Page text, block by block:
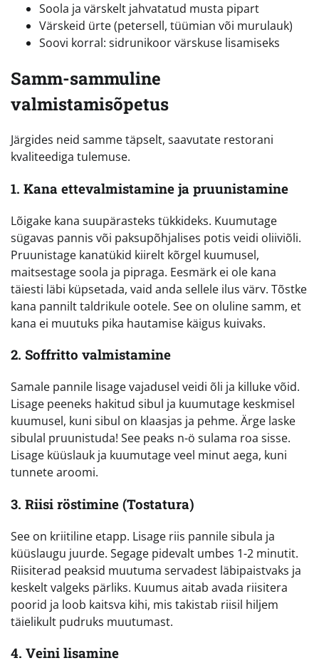
Soola ja värskelt jahvatatud musta pipart
Värskeid ürte (petersell, tüümian või murulauk)
Soovi korral: sidrunikoor värskuse lisamiseks
Samm-sammuline
valmistamisõpetus
Järgides neid samme täpselt, saavutate restorani
kvaliteediga tulemuse.
1. Kana ettevalmistamine ja pruunistamine
Lõigake kana suupärasteks tükkideks. Kuumutage
sügavas pannis või paksupõhjalises potis veidi oliiviõli.
Pruunistage kanatükid kiirelt kõrgel kuumusel,
maitsestage soola ja pipraga. Eesmärk ei ole kana
täiesti läbi küpsetada, vaid anda sellele ilus värv. Tõstke
kana pannilt taldrikule ootele. See on oluline samm, et
kana ei muutuks pika hautamise käigus kuivaks.
2. Soffritto valmistamine
Samale pannile lisage vajadusel veidi õli ja killuke võid.
Lisage peeneks hakitud sibul ja kuumutage keskmisel
kuumusel, kuni sibul on klaasjas ja pehme. Ärge laske
sibulal pruunistuda! See peaks n-ö sulama roa sisse.
Lisage küüslauk ja kuumutage veel minut aega, kuni
tunnete aroomi.
3. Riisi röstimine (Tostatura)
See on kriitiline etapp. Lisage riis pannile sibula ja
küüslaugu juurde. Segage pidevalt umbes 1-2 minutit.
Riisiterad peaksid muutuma servadest läbipaistvaks ja
keskelt valgeks pärliks. Kuumus aitab avada riisitera
poorid ja loob kaitsva kihi, mis takistab riisil hiljem
täielikult pudruks muutumast.
4. Veini lisamine